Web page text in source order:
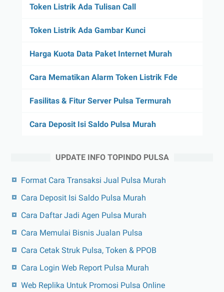
Token Listrik Ada Tulisan Call
Token Listrik Ada Gambar Kunci
Harga Kuota Data Paket Internet Murah
Cara Mematikan Alarm Token Listrik Fde
Fasilitas & Fitur Server Pulsa Termurah
Cara Deposit Isi Saldo Pulsa Murah
UPDATE INFO TOPINDO PULSA
Format Cara Transaksi Jual Pulsa Murah
Cara Deposit Isi Saldo Pulsa Murah
Cara Daftar Jadi Agen Pulsa Murah
Cara Memulai Bisnis Jualan Pulsa
Cara Cetak Struk Pulsa, Token & PPOB
Cara Login Web Report Pulsa Murah
Web Replika Untuk Promosi Pulsa Online